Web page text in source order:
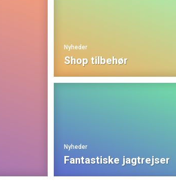
Nyheder
Shop tilbehør
Nyheder
Fantastiske jagtrejser